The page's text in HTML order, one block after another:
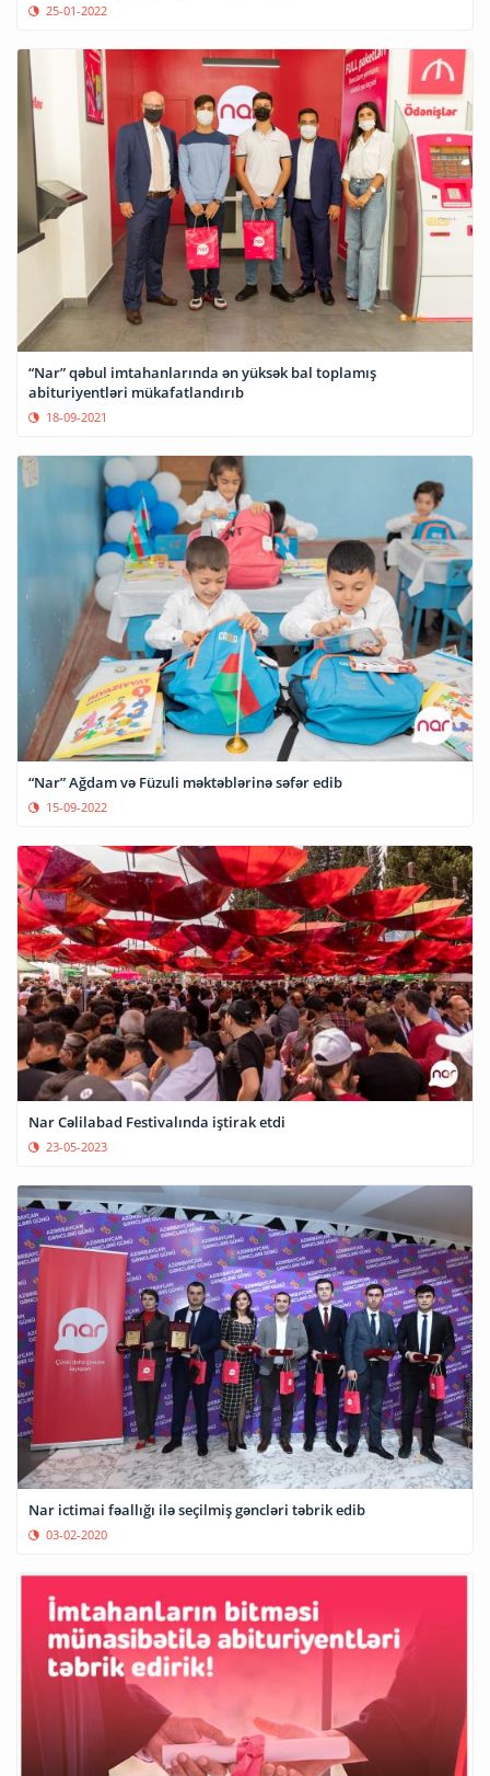
25-01-2022
“Nar” qəbul imtahanlarında ən yüksək bal toplamış
abituriyentləri mükafatlandırıb
18-09-2021
“Nar” Ağdam və Füzuli məktəblərinə səfər edib
15-09-2022
Nar Cəlilabad Festivalında iştirak etdi
23-05-2023
Nar ictimai fəallığı ilə seçilmiş gəncləri təbrik edib
03-02-2020